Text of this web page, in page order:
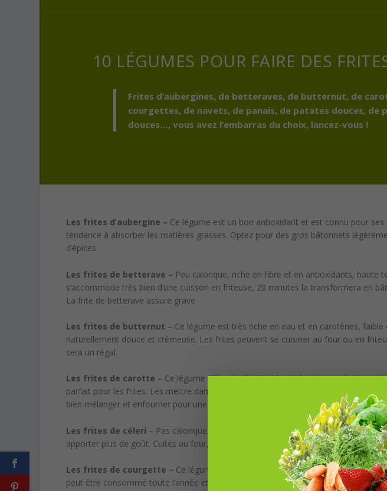
10 LÉGUMES POUR FAIRE DES
Frites d’aubergines, de betteraves, de butternut, de
courgettes, de navets, de panais, de patates douces, de
douces…, vous avez l’embarras du choix, lancez-vous !
Les frites d’aubergine – Ce légume est un bon antioxidant et est connu pour
tendance à absorber les matières grasses. Optez pour des gros bâtonnets
d’épices.
Les frites de betterave – Peu calorique, riche en fibre et en antioxidants, haute
s’accommode très bien d’une cuisson en friteuse, 20 minutes la transformera en
La frite de betterave assure grave
Les frites de butternut – Ce légume est très riche en eau et en carotènes,
naturellement douce et crémeuse. Les frites peuvent se cuisiner au four ou en
sera un régal.
Les frites de carotte – Ce légume déborde d’antioxidants, il est peu calorique
parfait pour les frites. Les mettre dans un récipient, ajouter l’huile, sel, poivre,
bien mélanger et enfourner pour une trentaine de minutes.
Les frites de céleri – Pas calorique, riche en eau, potassium et fibres, ce légume
apporter plus de goût. Cuites au four, sans huile, les frites de céleri seront
Les frites de courgette – Ce légume, composé à 95% d’eau donc pauvre en
peut être consommé toute l’année et fera de très bonnes frites préparées soit en